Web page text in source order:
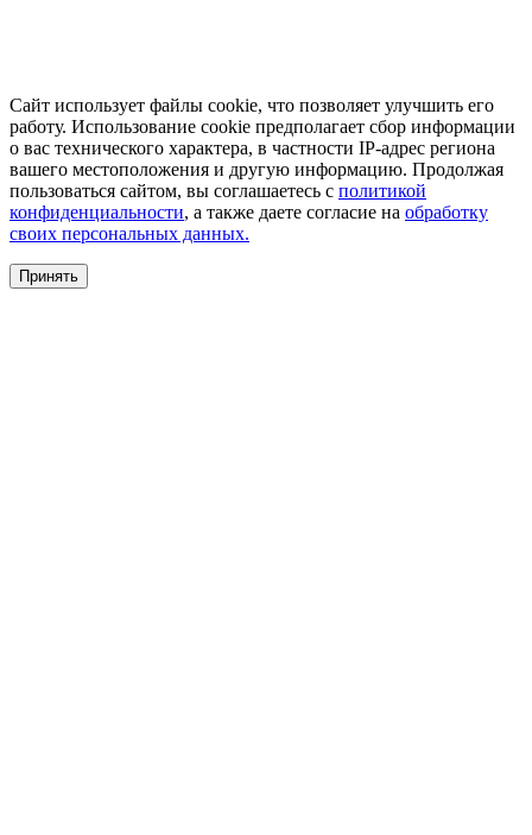
Сайт использует файлы cookie, что позволяет улучшить его
работу. Использование cookie предполагает сбор информации
о вас технического характера, в частности IP-адрес региона
вашего местоположения и другую информацию. Продолжая
пользоваться сайтом, вы соглашаетесь с политикой
конфиденциальности, а также даете согласие на обработку
своих персональных данных.
Принять